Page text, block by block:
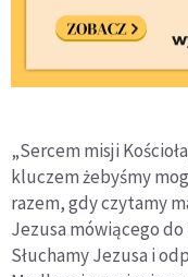
„Sercem misji
kluczem żebyśmy
razem, gdy czytamy
Jezusa mówiącego do
Słuchamy Jezusa i